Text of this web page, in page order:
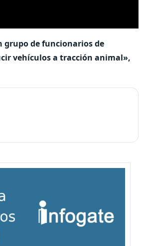
grupo de funcionarios de
vehículos a tracción animal»,